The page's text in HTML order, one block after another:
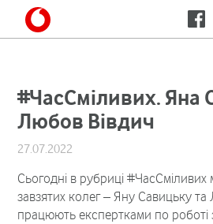
#ЧасСміливих. Яна
Любов Вівдич
27.07.2022
Сьогодні в рубриці
завзятих колег – Яну Савицьку та
працюють експертками по